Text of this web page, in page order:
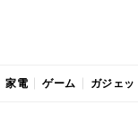
家電 ゲーム ガジェッ